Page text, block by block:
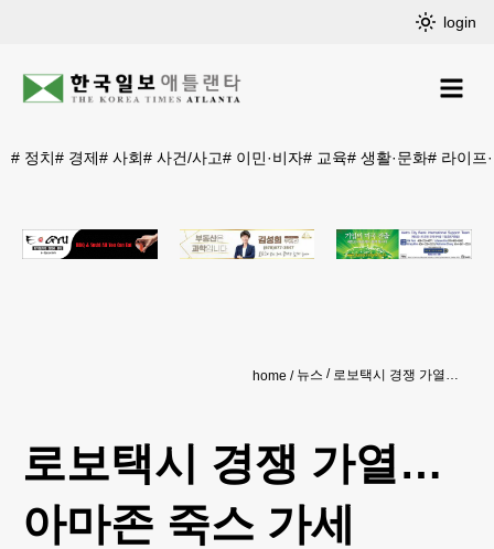
login
# 정치# 경제# 사회# 사건/사고# 이민·비자# 교육# 생활·문화# 라이프
home 뉴스 로보택시 경쟁 가열… 아마존 죽스 가세
로보택시 경쟁 가열…
아마존 죽스 가세